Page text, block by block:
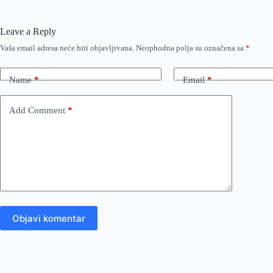
Leave a Reply
Vaša email adresa neće biti objavljivana. Neophodna polja su označena sa *
Name* Email*
Add Comment *
Objavi komentar